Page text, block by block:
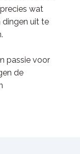
wat
dingen uit te
passie voor
de